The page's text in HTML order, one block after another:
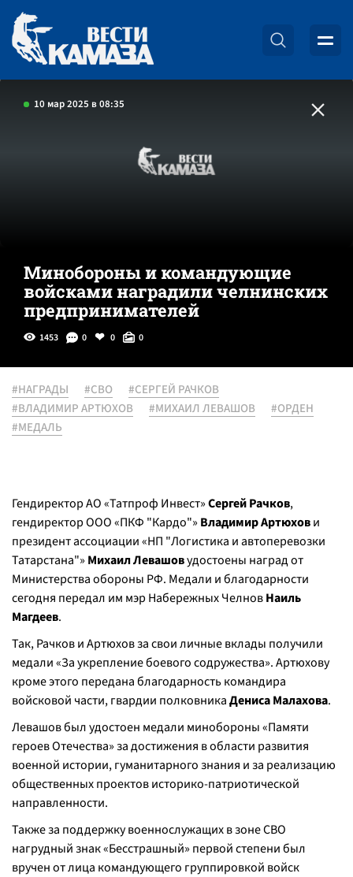
10 мар 2025 в 08:35
Минобороны и командующие
войсками наградили челнинских
предпринимателей
1453 0 0 0
#НАГРАДЫ #СВО
#СЕРГЕЙ РАЧКОВ
#ВЛАДИМИР АРТЮХОВ
#МИХАИЛ ЛЕВАШОВ
#ОРДЕН
#МЕДАЛЬ
Гендиректор АО «Татпроф Инвест»Сергей Рачков,
гендиректор ООО «ПКФ "Кардо"» Владимир Артюхови
президент ассоциации «НП "Логистика и автоперевозки
Татарстана"» Михаил Левашовудостоены наград от
Министерства обороны РФ. Медали и благодарности
сегодня передал им мэр Набережных ЧелновНаиль
Магдеев.
Так, Рачков и Артюхов за свои личные вклады получили
медали «За укрепление боевого содружества». Артюхову
кроме этого передана благодарность командира
войсковой части, гвардии полковникаДениса Малахова.
Левашов был удостоен медали минобороны «Памяти
героев Отечества» за достижения в области развития
военной истории, гуманитарного знания и за реализацию
общественных проектов историко-патриотической
направленности.
Также за поддержку военнослужащих в зоне СВО
нагрудный знак «Бесстрашный» первой степени был
вручен от лица командующего группировкой войск